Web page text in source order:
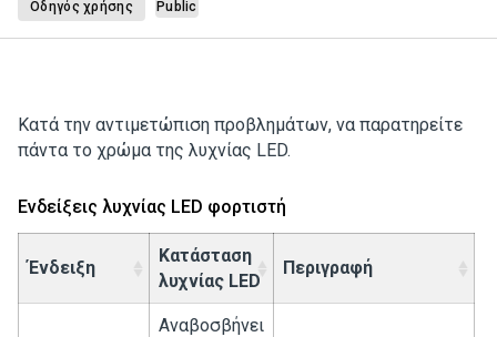
Οδηγός χρήσης Public
Κατά την αντιμετώπιση προβλημάτων, να παρατηρείτε
πάντα το χρώμα της λυχνίας LED.
Ενδείξεις λυχνίας LED φορτιστή
Ένδειξη
Κατάσταση
λυχνίας LED
Περιγραφή
Αναβοσβήνει